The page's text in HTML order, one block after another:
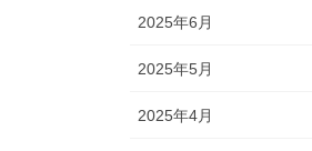
2025年6月
2025年5月
2025年4月